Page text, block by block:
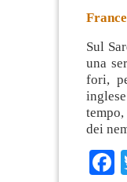
Sul
una
fori,
dei